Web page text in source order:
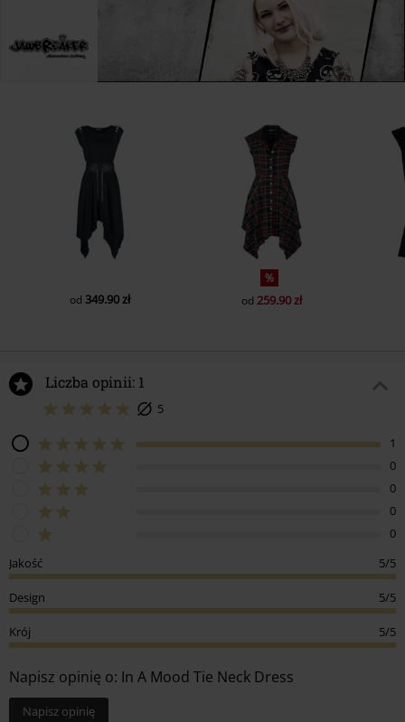
od 349.90 zł
%
od 259.90 zł
Liczba opinii: 1
5
1
0
0
0
0
Jakość
5/5
Design 5/5
Krój 5/5
Napisz opinię o: In A Mood Tie Neck Dress
Napisz opinię